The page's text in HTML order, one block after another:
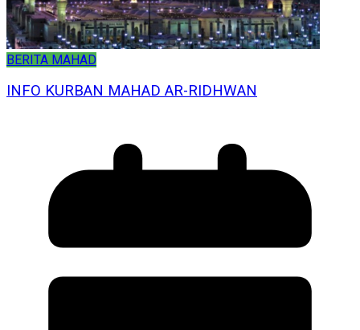
BERITA MAHAD
INFO KURBAN MAHAD AR-RIDHWAN